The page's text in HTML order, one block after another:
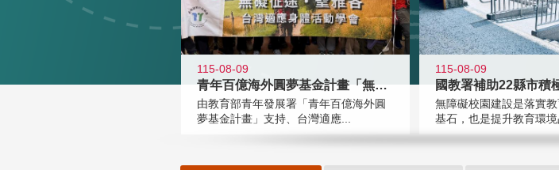
115-08-09
青年百億海外圓夢基金計畫「無礙征途
由教育部青年發展署「青年百億海外圓
夢基金計畫」支持、台灣適應...
115-08-09
無障礙校園建設是落實
基石，也是提升教育環境